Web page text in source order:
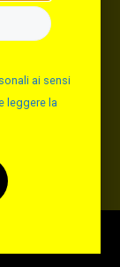
ai sensi del
nostra
ai sensi
leggere la